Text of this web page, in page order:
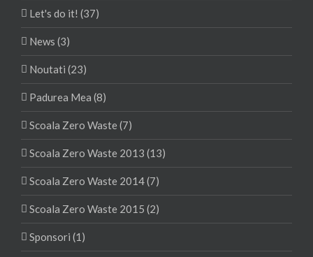
Let's do it! (37)
News (3)
Noutati (23)
Padurea Mea (8)
Scoala Zero Waste (7)
Scoala Zero Waste 2013 (13)
Scoala Zero Waste 2014 (7)
Scoala Zero Waste 2015 (2)
Sponsori (1)